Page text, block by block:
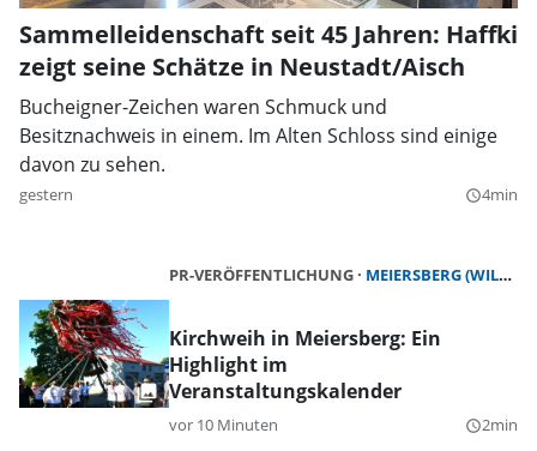
Sammelleidenschaft seit 45 Jahren: Haffki
zeigt seine Schätze in Neustadt/Aisch
Bucheigner-Zeichen waren Schmuck und
Besitznachweis in einem. Im Alten Schloss sind einige
davon zu sehen.
gestern query_builder4min
PR-VERÖFFENTLICHUNG MEIERSBERG (WILHERMSDORF)
Kirchweih in Meiersberg: Ein
Highlight im
Veranstaltungskalender
vor 10 Minuten query_builder2min